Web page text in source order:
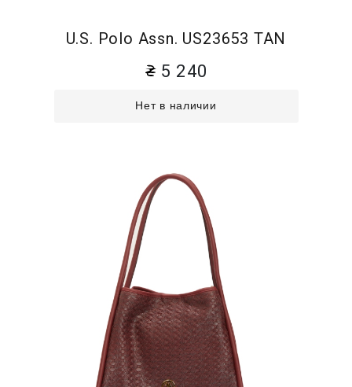
U.S. Polo Assn. US23653 TAN
5 240
Нет в наличии